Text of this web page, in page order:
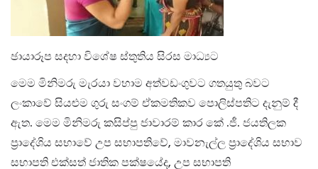
ඡායාරූප සදහා විශේෂ ස්තුතිය සිරස මාධ්‍යට
මෙම මිනිමරු මැරයා වහාම අත්වඩංගුවට ගතයුතු බවට
ලංකාවේ සියළුම ගුරු සංගම් ඒකමතිකව පොලිස්පතිට දැනුම් දී
ඇත. මෙම මිනිමරු කසිප්පු ජාවාරම් කාර කේ .ජී. ජයතිලක
ප්‍රාදේශිය සභාවේ උප සභාපතිවේ, මාවනැල්ල ප්‍රාදේශිය සභාව
සභාපති එක්සත් ජාතික පක්ෂයේද, උප සභාපති